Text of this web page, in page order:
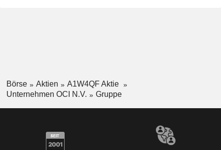
Börse Aktien
A1W4QF Aktie
Unternehmen OCI N.V.
Gruppe